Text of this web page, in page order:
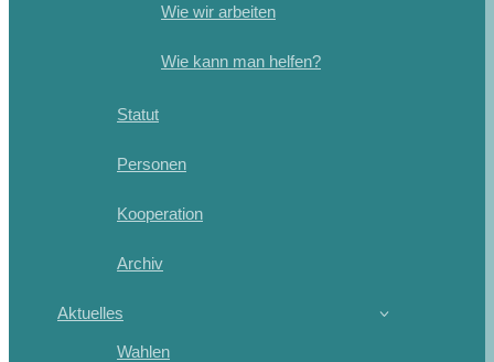
Wie wir arbeiten
Wie kann man helfen?
Statut
Personen
Kooperation
Archiv
Aktuelles
Wahlen